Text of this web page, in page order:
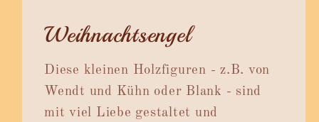
Weihnachtsengel
Diese kleinen Holzfiguren - z.B. von
Wendt und Kühn oder Blank - sind
mit viel Liebe gestaltet und